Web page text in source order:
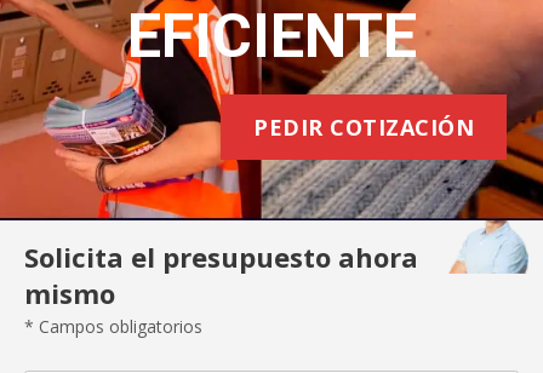
EFICIENTE
PEDIR COTIZACIÓN
Solicita el presupuesto ahora
mismo
* Campos obligatorios